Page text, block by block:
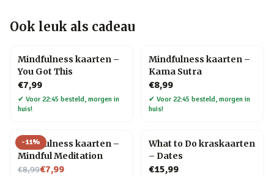
Ook leuk als cadeau
Mindfulness kaarten –
You Got This
€7,99
✔ Voor 22:45 besteld, morgen in
huis!
Mindfulness kaarten –
Kama Sutra
€8,99
✔ Voor 22:45 besteld, morgen in
huis!
-11%
Mindfulness kaarten –
Mindful Meditation
€8,99
Nu voor€7,99
What to Do kraskaarten
– Dates
€15,99